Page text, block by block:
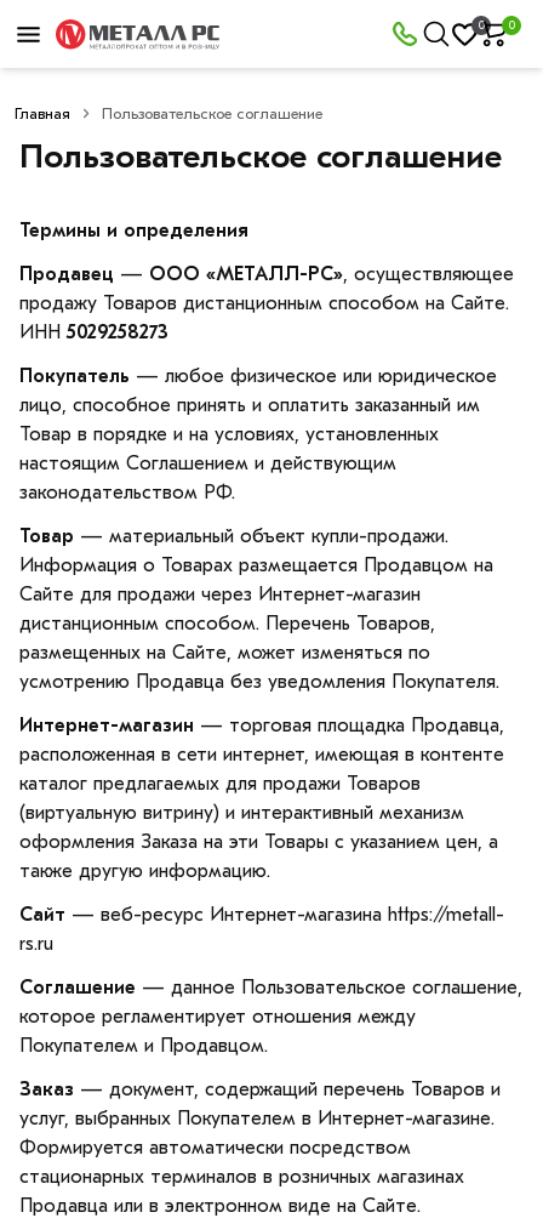
0 0
Главная Пользовательское соглашение
Пользовательское соглашение
Термины и определения
Продавец — ООО «МЕТАЛЛ-РС», осуществляющее
продажу Товаров дистанционным способом на Сайте.
ИНН5029258273
Покупатель — любое физическое или юридическое
лицо, способное принять и оплатить заказанный им
Товар в порядке и на условиях, установленных
настоящим Соглашением и действующим
законодательством РФ.
Товар — материальный объект купли-продажи.
Информация о Товарах размещается Продавцом на
Сайте для продажи через Интернет-магазин
дистанционным способом. Перечень Товаров,
размещенных на Сайте, может изменяться по
усмотрению Продавца без уведомления Покупателя.
Интернет-магазин — торговая площадка Продавца,
расположенная в сети интернет, имеющая в контенте
каталог предлагаемых для продажи Товаров
(виртуальную витрину) и интерактивный механизм
оформления Заказа на эти Товары с указанием цен, а
также другую информацию.
Сайт — веб-ресурс Интернет-магазина https://metall-
rs.ru
Соглашение — данное Пользовательское соглашение,
которое регламентирует отношения между
Покупателем и Продавцом.
Заказ — документ, содержащий перечень Товаров и
услуг, выбранных Покупателем в Интернет-магазине.
Формируется автоматически посредством
стационарных терминалов в розничных магазинах
Продавца или в электронном виде на Сайте.